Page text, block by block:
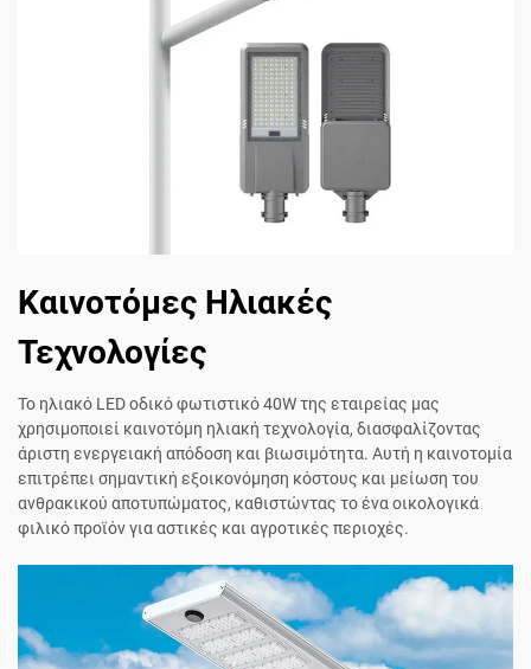
Καινοτόμες Ηλιακές
Τεχνολογίες
Το ηλιακό LED οδικό φωτιστικό 40W της εταιρείας μας
χρησιμοποιεί καινοτόμη ηλιακή τεχνολογία, διασφαλίζοντας
άριστη ενεργειακή απόδοση και βιωσιμότητα. Αυτή η καινοτομία
επιτρέπει σημαντική εξοικονόμηση κόστους και μείωση του
ανθρακικού αποτυπώματος, καθιστώντας το ένα οικολογικά
φιλικό προϊόν για αστικές και αγροτικές περιοχές.